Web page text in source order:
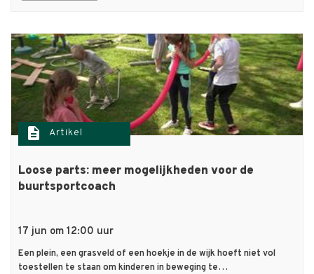
description Artikel
Loose parts: meer mogelijkheden voor de
buurtsportcoach
17 jun om 12:00 uur
Een plein, een grasveld of een hoekje in de wijk hoeft niet vol
toestellen te staan om kinderen in beweging te…